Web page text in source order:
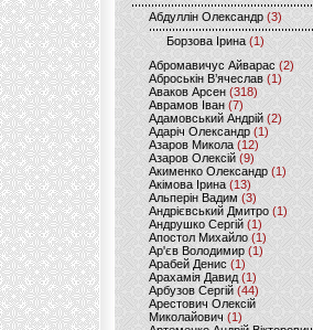
Абдуллін Олександр (3)
Борзова Ірина(1)
Абромавичус Айварас (2)
Аброськін В’ячеслав(1)
Аваков Арсен (318)
Аврамов Іван (7)
Адамовський Андрій(2)
Адаріч Олександр (1)
Азаров Микола (12)
Азаров Олексій (9)
Акименко Олександр(1)
Акімова Ірина(13)
Альперін Вадим (3)
Андрієвський Дмитро(1)
Андрушко Сергій(1)
Апостол Михайло(1)
Ар'єв Володимир (1)
Арабей Денис(1)
Арахамія Давид (1)
Арбузов Сергій (44)
Арестович Олексій
Миколайович(1)